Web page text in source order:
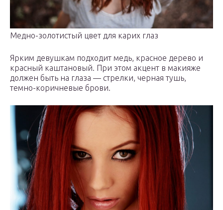
Медно-золотистый цвет для карих глаз
Ярким девушкам подходит медь, красное дерево и
красный каштановый. При этом акцент в макияже
должен быть на глаза — стрелки, черная тушь,
темно-коричневые брови.